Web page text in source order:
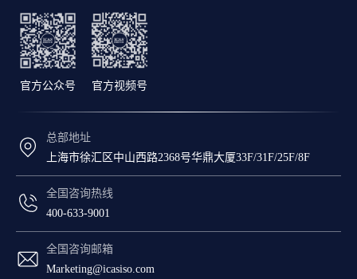
官方公众号 官方视频号
总部地址
上海市徐汇区中山西路2368号华鼎大厦33F/31F/25F/8F
全国咨询热线
400-633-9001
全国咨询邮箱
Marketing@icasiso.com